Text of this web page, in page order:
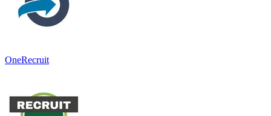
OneRecruit